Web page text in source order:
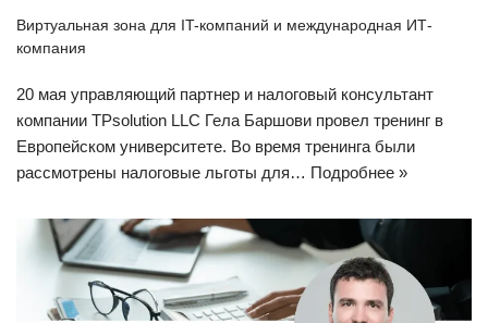
Виртуальная зона для IT-компаний и международная ИТ-
компания
20 мая управляющий партнер и налоговый консультант
компании TPsolution LLC Гела Баршови провел тренинг в
Европейском университете. Во время тренинга были
рассмотрены налоговые льготы для… Подробнее »